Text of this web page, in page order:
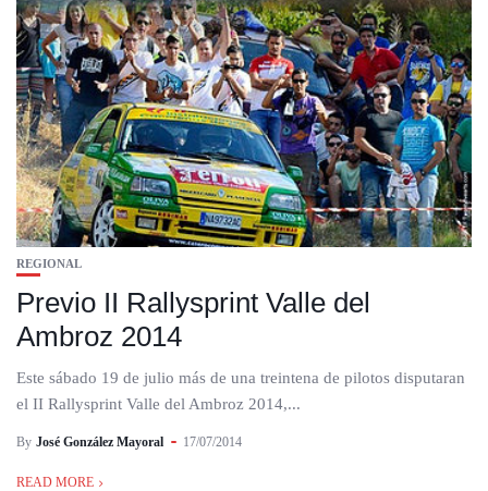
REGIONAL
Previo II Rallysprint Valle del
Ambroz 2014
Este sábado 19 de julio más de una treintena de pilotos disputaran
el II Rallysprint Valle del Ambroz 2014,...
By José González Mayoral 17/07/2014
READ MORE